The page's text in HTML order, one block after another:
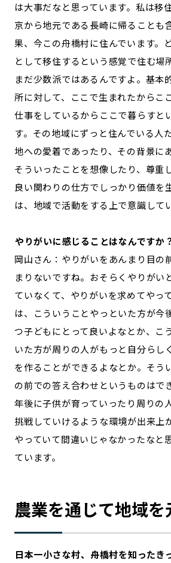
は大事だなと思っています。私は移
京から地元である長崎に帰ることも
果、今この舟橋村に住んでいます。
として移住するという感覚で住む場
まだ少数派ではあるんですよ。基本
所に対して、ここで生まれたからこ
仕事をしているからここで暮らすと
す。その地域にずっと住んでいる人
地への愛着であったり、その背景に
そういったことを想像したり、尊重
良い関わりの仕方でしっかり価値を
は、地域で活動をする上で意識して
―――やりがいに感じることはなんですか
岡山さん：やりがいをあんまり目の
まりないですね。おそらくやりがい
ていなくて、やりがいを求めてやっ
は、こういうことやっといた方が今
つ子どもにとって良いよなとか、こ
いた方が周りの人がもっと自分らし
を作ることができるよなとか。そう
の前での答え合わせというものはで
年後に子供が育っていったり周りの
挑戦していけるような環境が出来上
やっていて間違いじゃなかったなと
ています。
農業を通じて地域を
―――日本一小さな村、舟橋村を知った